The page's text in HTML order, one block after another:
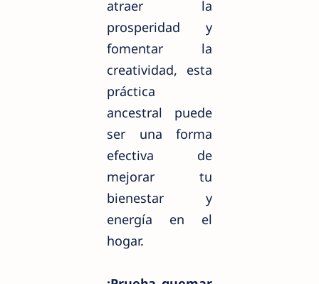
atraer la
prosperidad y
fomentar la
creatividad, esta
práctica
ancestral puede
ser una forma
efectiva de
mejorar tu
bienestar y
energía en el
hogar.